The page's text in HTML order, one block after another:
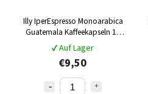
Illy IperEspresso Monoarabica
Guatemala Kaffeekapseln 18
Stück
✔ Auf Lager
€9,50